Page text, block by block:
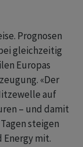
​Prognosen
gleichzeitig
Europas
«Der
‌auf
– und damit
steigen
mit.